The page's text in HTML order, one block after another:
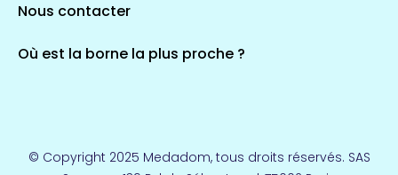
Nous contacter
Où est la borne la plus proche ?
© Copyright 2025 Medadom, tous droits réservés. SAS